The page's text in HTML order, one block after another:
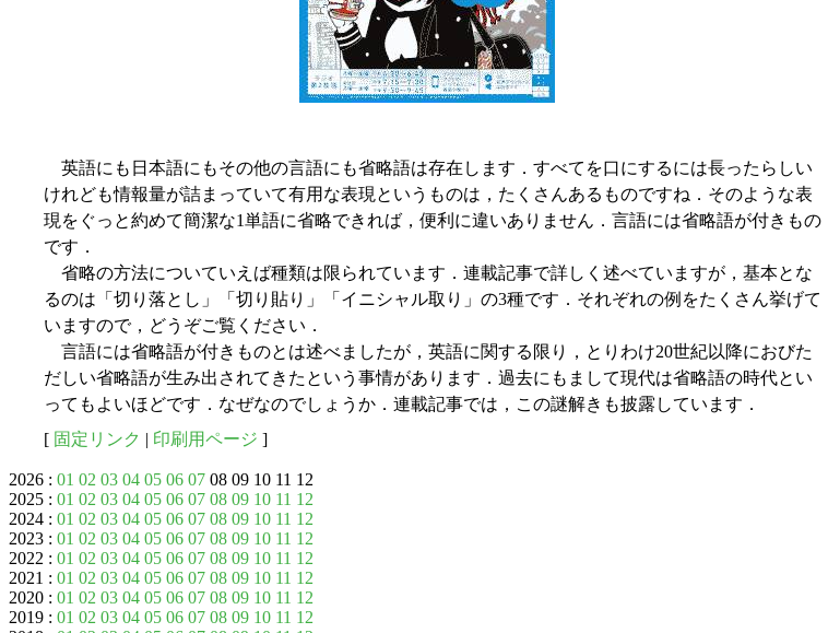
英語にも日本語にもその他の言語にも省略語は存在します．すべてを口にするには長ったらしい
けれども情報量が詰まっていて有用な表現というものは，たくさんあるものですね．そのような表
現をぐっと約めて簡潔な1単語に省略できれば，便利に違いありません．言語には省略語が付きもの
です．
省略の方法についていえば種類は限られています．連載記事で詳しく述べていますが，基本とな
るのは「切り落とし」「切り貼り」「イニシャル取り」の3種です．それぞれの例をたくさん挙げて
いますので，どうぞご覧ください．
言語には省略語が付きものとは述べましたが，英語に関する限り，とりわけ20世紀以降におびた
だしい省略語が生み出されてきたという事情があります．過去にもまして現代は省略語の時代とい
ってもよいほどです．なぜなのでしょうか．連載記事では，この謎解きも披露しています．
[ 固定リンク | 印刷用ページ ]
2026 : 01 02 03 04 05 06 07 08 09 10 11 12
2025 : 01 02 03 04 05 06 07 08 09 10 11 12
2024 : 01 02 03 04 05 06 07 08 09 10 11 12
2023 : 01 02 03 04 05 06 07 08 09 10 11 12
2022 : 01 02 03 04 05 06 07 08 09 10 11 12
2021 : 01 02 03 04 05 06 07 08 09 10 11 12
2020 : 01 02 03 04 05 06 07 08 09 10 11 12
2019 : 01 02 03 04 05 06 07 08 09 10 11 12